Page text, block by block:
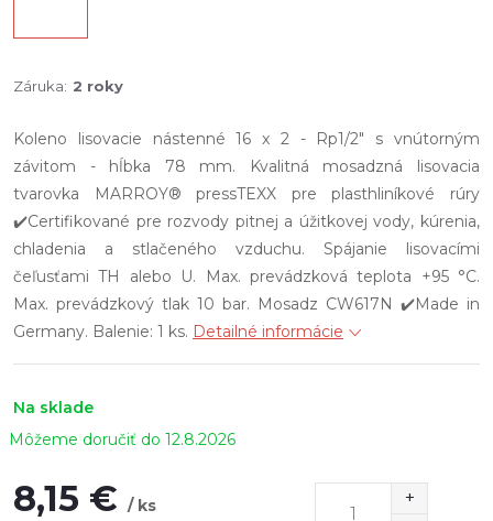
Záruka: 2 roky
Koleno lisovacie nástenné 16 x 2 - Rp1/2" s vnútorným
závitom - hĺbka 78 mm. Kvalitná mosadzná lisovacia
tvarovka MARROY® pressTEXX pre plasthliníkové rúry
✔️Certifikované pre rozvody pitnej a úžitkovej vody, kúrenia,
chladenia a stlačeného vzduchu. Spájanie lisovacími
čeľusťami TH alebo U. Max. prevádzková teplota +95 °C.
Max. prevádzkový tlak 10 bar. Mosadz CW617N ✔️Made in
Germany. Balenie: 1 ks. Detailné informácie
Na sklade
12.8.2026
8,15 € / ks